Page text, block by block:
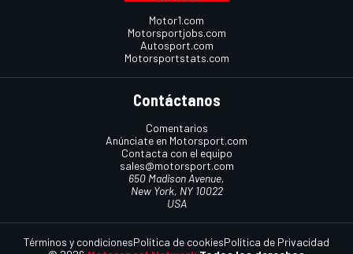
Motor1.com
Motorsportjobs.com
Autosport.com
Motorsportstats.com
Contáctanos
Comentarios
Anúnciate en Motorsport.com
Contacta con el equipo
sales@motorsport.com
650 Madison Avenue,
New York, NY 10022
USA
Términos y condicionesPolítica de cookiesPolítica de Privacidad